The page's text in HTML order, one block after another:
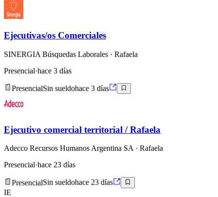
Ejecutivas/os Comerciales
SINERGIA Búsquedas Laborales · Rafaela
Presencial·hace 3 días
PresencialSin sueldohace 3 días
Ejecutivo comercial territorial / Rafaela
Adecco Recursos Humanos Argentina SA· Rafaela
Presencial·hace 23 días
PresencialSin sueldohace 23 días
IE